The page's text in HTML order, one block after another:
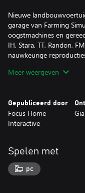
Nieuwe
garage van Farming
oogstmachines en
IH, Stara, TT, Randon,
nauwkeurige
Vereist het basisspel
Meer weergeven
Gepubliceerd door
Focus Home
Interactive
Spelen met
pc